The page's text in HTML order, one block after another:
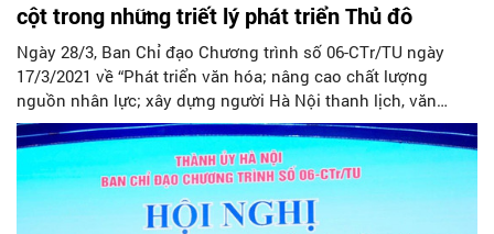
cột trong những triết lý phát triển Thủ đô
Ngày 28/3, Ban Chỉ đạo Chương trình số 06-CTr/TU ngày
17/3/2021 về “Phát triển văn hóa; nâng cao chất lượng
nguồn nhân lực; xây dựng người Hà Nội thanh lịch, văn
minh giai đoạn 2021-2025” (Chương trình 06 ) tổ chức Hội
nghị tổng kết đánh giá kết quả thực hiện chương trình. Đồng
chí Nguyễn Văn Phong - Phó Bí thư Thường trực Thành ủy
Hà Nội, Trưởng ban Chỉ đạo Chương trình 06 chủ trì và phát
biểu tổng kết chỉ đạo tại hội nghị.